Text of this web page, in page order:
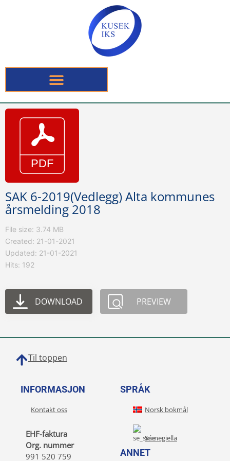
SAK 6-2019(Vedlegg) Alta kommunes
årsmelding 2018
File size: 3.74 MB
Created: 21-01-2021
Updated: 21-01-2021
Hits: 192
DOWNLOAD PREVIEW
Til toppen
INFORMASJON
Kontakt oss
EHF-faktura
Org. nummer
991 520 759
SPRÅK
Norsk bokmål
Sámegiella
ANNET